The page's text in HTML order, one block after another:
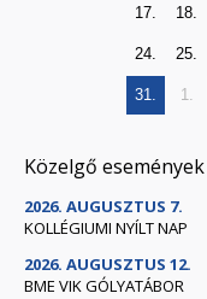
17. 18.
24. 25.
31. 1.
Közelgő események
2026. AUGUSZTUS 7.
KOLLÉGIUMI NYÍLT NAP
2026. AUGUSZTUS 12.
BME VIK GÓLYATÁBOR